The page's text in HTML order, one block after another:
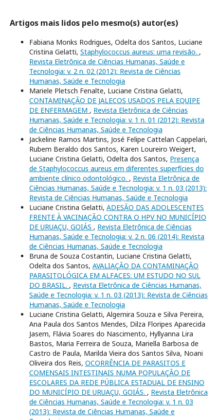
Artigos mais lidos pelo mesmo(s) autor(es)
Fabiana Monks Rodrigues, Odelta dos Santos, Luciane
Cristina Gelatti, Staphylococcus aureus: uma revisão. ,
Revista Eletrônica de Ciências Humanas, Saúde e
Tecnologia: v. 2 n. 02 (2012): Revista de Ciências
Humanas, Saúde e Tecnologia
Mariele Pletsch Fenalte, Luciane Cristina Gelatti,
CONTAMINAÇÃO DE JALECOS USADOS PELA EQUIPE
DE ENFERMAGEM , Revista Eletrônica de Ciências
Humanas, Saúde e Tecnologia: v. 1 n. 01 (2012): Revista
de Ciências Humanas, Saúde e Tecnologia
Jackeline Ramos Martins, José Felipe Cattelan Cappelari,
Rubem Beraldo dos Santos, Karen Loureiro Weigert,
Luciane Cristina Gelatti, Odelta dos Santos, Presença
de Staphylococcus aureus em diferentes superfícies do
ambiente clínico odontológico. , Revista Eletrônica de
Ciências Humanas, Saúde e Tecnologia: v. 1 n. 03 (2013):
Revista de Ciências Humanas, Saúde e Tecnologia
Luciane Cristina Gelatti, ADESÃO DAS ADOLESCENTES
FRENTE À VACINAÇÃO CONTRA O HPV NO MUNICÍPIO
DE URUAÇU, GOIÁS , Revista Eletrônica de Ciências
Humanas, Saúde e Tecnologia: v. 2 n. 06 (2014): Revista
de Ciências Humanas, Saúde e Tecnologia
Bruna de Souza Costantin, Luciane Cristina Gelatti,
Odelta dos Santos, AVALIAÇÃO DA CONTAMINAÇÃO
PARASITOLÓGICA EM ALFACES: UM ESTUDO NO SUL
DO BRASIL. , Revista Eletrônica de Ciências Humanas,
Saúde e Tecnologia: v. 1 n. 03 (2013): Revista de Ciências
Humanas, Saúde e Tecnologia
Luciane Cristina Gelatti, Algemira Souza e Silva Pereira,
Ana Paula dos Santos Mendes, Dilza Floripes Aparecida
Jasem, Flávia Soares do Nascimento, Hyllyanna Lira
Bastos, Maria Ferreira de Souza, Mariella Barbosa de
Castro de Paula, Marilda Vieira dos Santos Silva, Noani
Oliveira dos Reis, OCORRÊNCIA DE PARASITOS E
COMENSAIS INTESTINAIS NUMA POPULAÇÃO DE
ESCOLARES DA REDE PÚBLICA ESTADUAL DE ENSINO
DO MUNICÍPIO DE URUAÇU, GOIÁS. , Revista Eletrônica
de Ciências Humanas, Saúde e Tecnologia: v. 1 n. 03
(2013): Revista de Ciências Humanas, Saúde e